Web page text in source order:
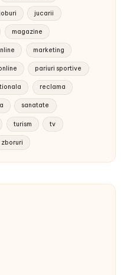
joburi jucarii
magazine
marketing
pariuri sportive
reclama
sanatate
turism tv
zboruri